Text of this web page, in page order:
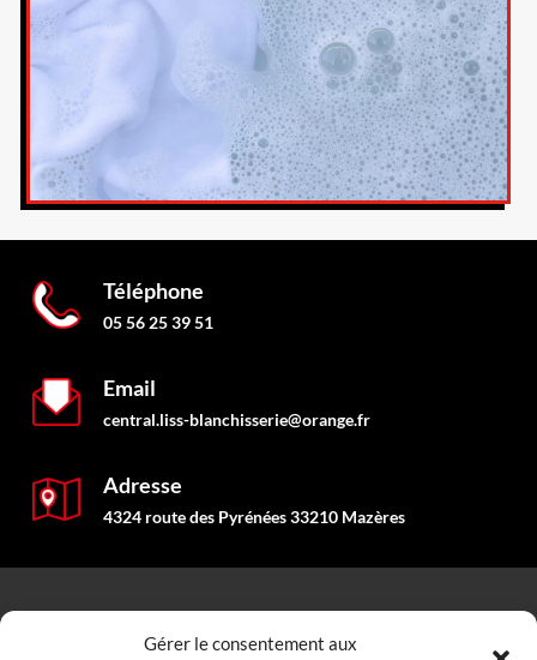
Gérer le consentement aux
Téléphone
05 56 25 39 51
Email
central.liss-blanchisserie@orange.fr
Adresse
4324 route des Pyrénées 33210 Mazères
NAVIGATION